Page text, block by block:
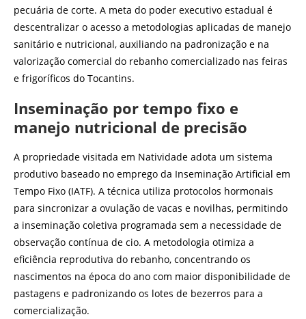
pecuária de corte. A meta do poder executivo estadual é
descentralizar o acesso a metodologias aplicadas de manejo
sanitário e nutricional, auxiliando na padronização e na
valorização comercial do rebanho comercializado nas feiras
e frigoríficos do Tocantins.
Inseminação por tempo fixo e
manejo nutricional de precisão
A propriedade visitada em Natividade adota um sistema
produtivo baseado no emprego da Inseminação Artificial em
Tempo Fixo (IATF). A técnica utiliza protocolos hormonais
para sincronizar a ovulação de vacas e novilhas, permitindo
a inseminação coletiva programada sem a necessidade de
observação contínua de cio. A metodologia otimiza a
eficiência reprodutiva do rebanho, concentrando os
nascimentos na época do ano com maior disponibilidade de
pastagens e padronizando os lotes de bezerros para a
comercialização.